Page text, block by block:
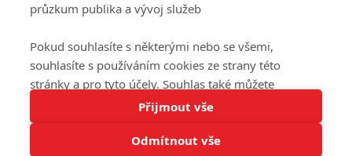
Tato stránka používá soubory cookies.
© 2016 – 2026 FandimeSerialum.cz / All rights reserved /
průzkum publika a vývoj služeb
Pokud souhlasíte s některými nebo se všemi,
souhlasíte s používáním cookies ze strany této
stránky a pro tyto účely. Souhlas také můžete
odmítnout, ale v takovém případě vám na stránce
nebudou k dispozici některé personalizované funkce.
Vaše volby souhlasu se budou vztahovat pouze na
Přijmout vše
Odmítnout vše